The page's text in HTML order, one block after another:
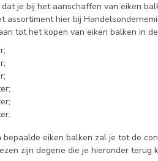
je bij het aanschaffen van eiken
assortiment hier bij
tot het kopen van eiken balken in
eiken balken zal je tot de
zijn degene die je hieronder terug